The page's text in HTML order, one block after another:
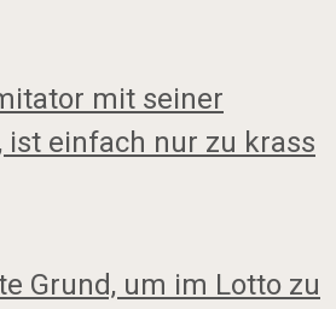
mit seiner
ist einfach nur zu krass
Grund, um im Lotto zu